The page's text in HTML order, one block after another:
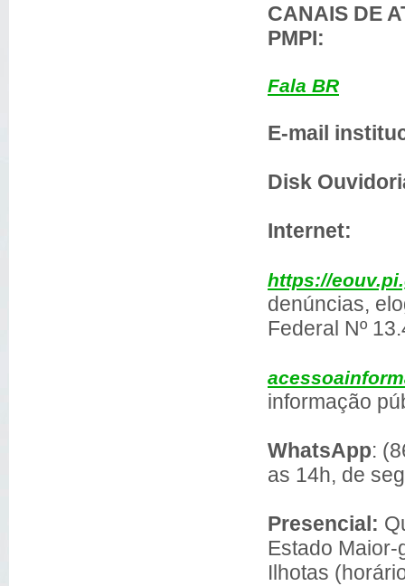
CANAIS DE
PMPI:
Fala BR
E-mail
Disk
Internet:
https://
denúncias,
Federal Nº
informação
WhatsApp:
as 14h, de
Presencial:
Estado
Ilhotas (